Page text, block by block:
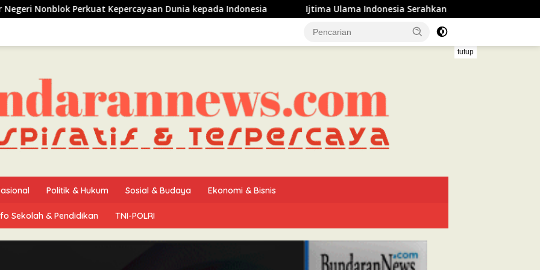
Dunia kepada Indonesia Ijtima Ulama Indonesia Serahkan Rekomendasi kepada Presiden Prabowo,
tutup
Politik & Hukum Sosial & Budaya Ekonomi & Bisnis
Sekolah & Pendidikan TNI-POLRI